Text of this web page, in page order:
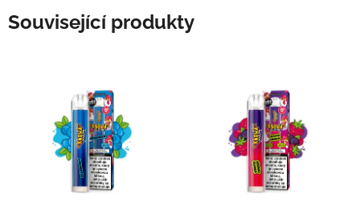
Související produkty